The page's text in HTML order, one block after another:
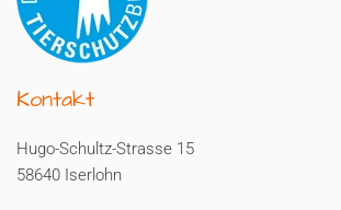
Kontakt
Hugo-Schultz-Strasse 15
58640 Iserlohn